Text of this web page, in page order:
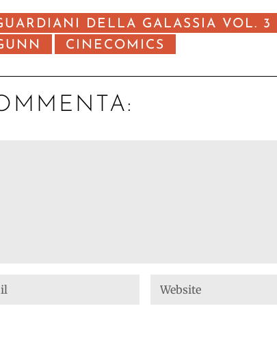
DELLA GALASSIA VOL. 3
CINECOMICS